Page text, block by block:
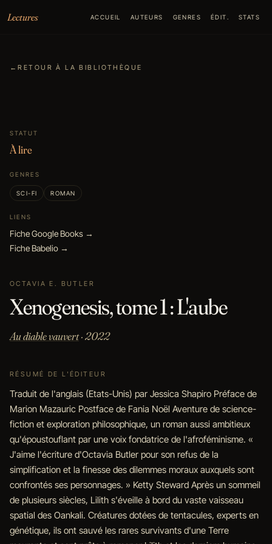
Lectures
ACCUEIL AUTEURS GENRES ÉDIT. STATS
←RETOUR À LA BIBLIOTHÈQUE
STATUT
À lire
GENRES
SCI-FI ROMAN
LIENS
Fiche Google Books →
Fiche Babelio →
OCTAVIA E. BUTLER
Xenogenesis, tome 1 : L'aube
Au diable vauvert· 2022
RÉSUMÉ DE L'ÉDITEUR
Traduit de l'anglais (Etats-Unis) par Jessica Shapiro Préface de
Marion Mazauric Postface de Fania Noël Aventure de science-
fiction et exploration philosophique, un roman aussi ambitieux
qu'époustouflant par une voix fondatrice de l'afroféminisme. «
J'aime l'écriture d'Octavia Butler pour son refus de la
simplification et la finesse des dilemmes moraux auxquels sont
confrontés ses personnages. » Ketty Steward Après un sommeil
de plusieurs siècles, Lilith s'éveille à bord du vaste vaisseau
spatial des Oankali. Créatures dotées de tentacules, experts en
génétique, ils ont sauvé les rares survivants d'une Terre